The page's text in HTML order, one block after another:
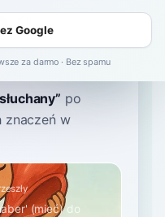
” po
znaczeń w
(mieć) do
Google
za darmo · Bez spamu